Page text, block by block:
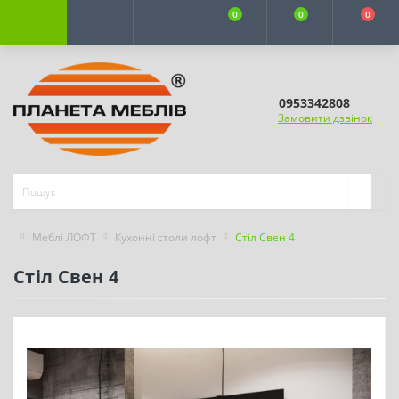
0 0 0
0953342808
Замовити дзвінок
Меблі ЛОФТ Кухонні столи лофт Стіл Свен 4
Стіл Свен 4